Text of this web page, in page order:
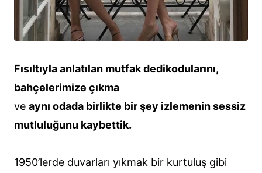
Fısıltıyla anlatılan mutfak dedikodularını,
bahçelerimize çıkma
ve aynı odada birlikte bir şey izlemenin sessiz
mutluluğunu kaybettik.
1950’lerde duvarları yıkmak bir kurtuluş gibi